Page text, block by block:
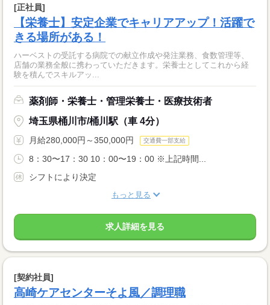
[正社員]
【栄養士】安定企業でキャリアアップ！活躍で
きる場所がある！
ハーベストの受託する病院での献立作成や発注業務、食数管理等、
店舗の業務全般に携わっていただきます。栄養士としてこれから経
験を積んでスキルアッ...
薬剤師・栄養士・管理栄養士・医療技術者
埼玉県桶川市/桶川駅（車 4分）
月給280,000円～350,000円 交通費一部支給
8：30〜17：30 10：00〜19：00 ※上記時間...
シフトにより決定
もっと見る
求人詳細を見る
[契約社員]
高崎ケアセンターそよ風／調理職